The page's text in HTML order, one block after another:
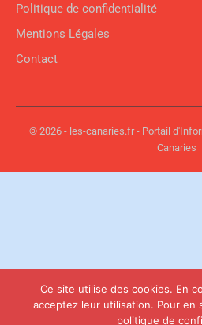
Politique de confidentialité
Mentions Légales
Contact
© 2026 - les-canaries.fr - Portail
Canaries
Ce site utilise des cookies. En
acceptez leur utilisation. Pour en
politique de